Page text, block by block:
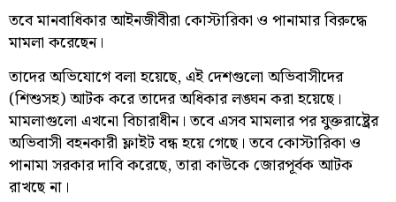
তবে মানবাধিকার আইনজীবীরা কোস্টারিকা ও পানামার বিরুদ্ধে
মামলা করেছেন।
তাদের অভিযোগে বলা হয়েছে, এই দেশগুলো অভিবাসীদের
(শিশুসহ) আটক করে তাদের অধিকার লঙ্ঘন করা হয়েছে।
মামলাগুলো এখনো বিচারাধীন। তবে এসব মামলার পর যুক্তরাষ্ট্রের
অভিবাসী বহনকারী ফ্লাইট বন্ধ হয়ে গেছে। তবে কোস্টারিকা ও
পানামা সরকার দাবি করেছে, তারা কাউকে জোরপূর্বক আটক
রাখছে না।